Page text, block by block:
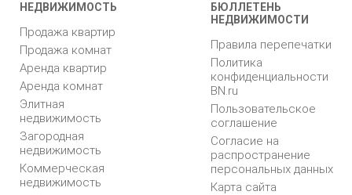
НЕДВИЖИМОСТЬ
Продажа квартир
Продажа комнат
Аренда квартир
Аренда комнат
Элитная
недвижимость
Загородная
недвижимость
Коммерческая
недвижимость
БЮЛЛЕТЕНЬ
НЕДВИЖИМОСТИ
Правила перепечатки
Политика
конфиденциальности
BN.ru
Пользовательское
соглашение
Согласие на
распространение
персональных данных
Карта сайта